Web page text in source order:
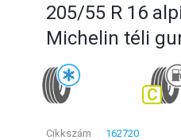
205/55 R 16
Michelin téli
C
Cikkszám 162720